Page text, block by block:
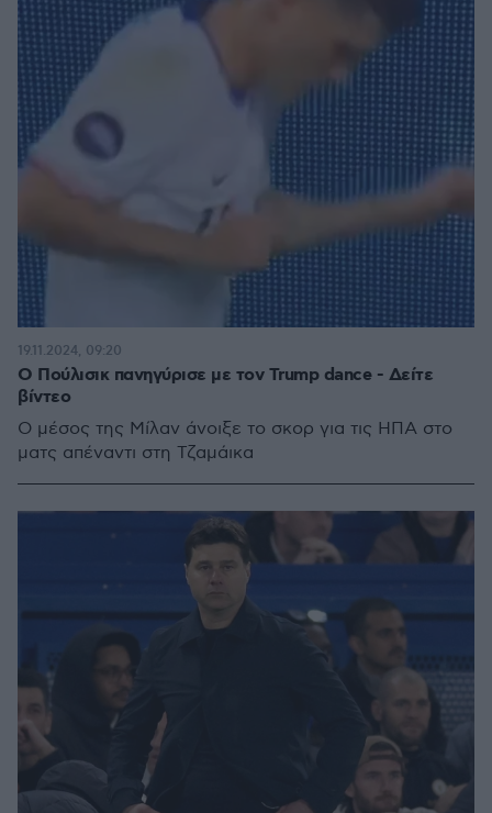
Ο Πούλισικ πανηγύρισε με τον Trump dance - Δείτε
βίντεο
Ο μέσος της Μίλαν άνοιξε το σκορ για τις ΗΠΑ στο
ματς απέναντι στη Τζαμάικα
19.11.2024, 09:20